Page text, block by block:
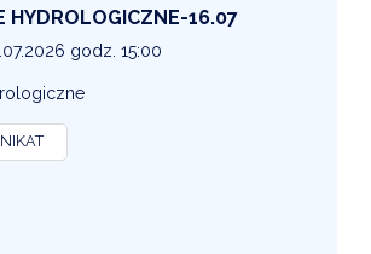
METEOROLOGICZNE 16-07
godz. 14:30